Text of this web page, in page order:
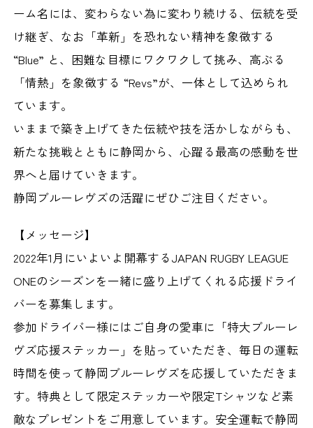
ーム名には、変わらない為に変わり続ける、伝統を受
け継ぎ、なお「革新」を恐れない精神を象徴する
“Blue” と、困難な目標にワクワクして挑み、高ぶる
「情熱」を象徴する “Revs”が、一体として込められ
ています。
いままで築き上げてきた伝統や技を活かしながらも、
新たな挑戦とともに静岡から、心躍る最高の感動を世
界へと届けていきます。
静岡ブルーレヴズの活躍にぜひご注目ください。
【メッセージ】
2022年1月にいよいよ開幕するJAPAN RUGBY LEAGUE
ONEのシーズンを一緒に盛り上げてくれる応援ドライ
バーを募集します。
参加ドライバー様にはご自身の愛車に「特大ブルーレ
ヴズ応援ステッカー」を貼っていただき、毎日の運転
時間を使って静岡ブルーレヴズを応援していただきま
す。特典として限定ステッカーや限定Tシャツなど素
敵なプレゼントをご用意しています。安全運転で静岡